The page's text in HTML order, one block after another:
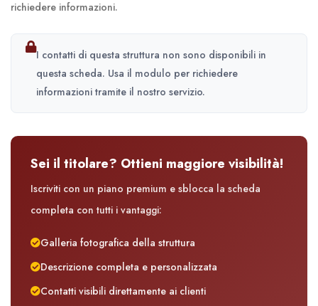
richiedere informazioni.
I contatti di questa struttura non sono disponibili in
questa scheda. Usa il modulo per richiedere
informazioni tramite il nostro servizio.
Sei il titolare? Ottieni maggiore visibilità!
Iscriviti con un piano premium e sblocca la scheda
completa con tutti i vantaggi:
Galleria fotografica della struttura
Descrizione completa e personalizzata
Contatti visibili direttamente ai clienti